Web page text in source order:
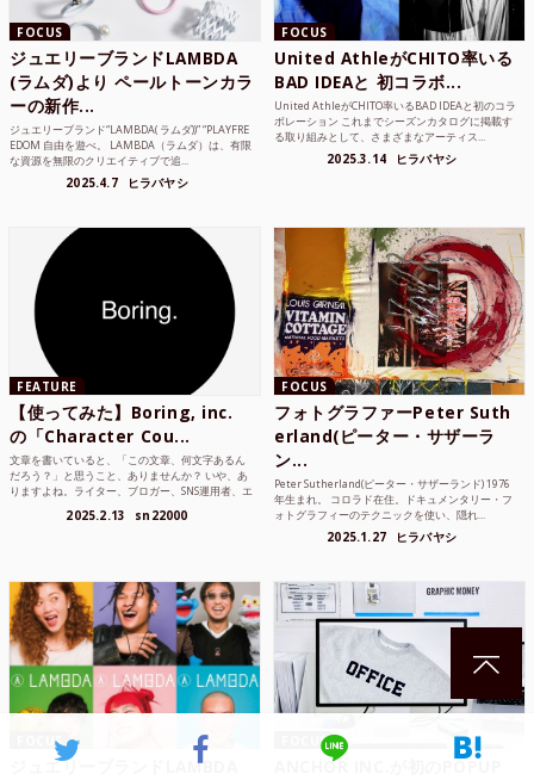
FOCUS
ジュエリーブランドLAMBDA
(ラムダ)より ペールトーンカラ
ーの新作...
ジュエリーブランド“LAMBDA( ラムダ))” “PLAYFRE
EDOM 自由を遊べ。 LAMBDA（ラムダ）は、有限
な資源を無限のクリエイティブで追...
2025.4.7 ヒラバヤシ
FOCUS
United AthleがCHITO率いる
BAD IDEAと 初コラボ...
United AthleがCHITO率いるBAD IDEAと初のコラ
ボレーション これまでシーズンカタログに掲載す
る取り組みとして、さまざまなアーティス...
2025.3.14 ヒラバヤシ
FEATURE
【使ってみた】Boring, inc.
の「Character Cou...
文章を書いていると、「この文章、何文字あるん
だろう？」と思うこと、ありませんか？ いや、あ
りますよね。ライター、ブロガー、SNS運用者、エ
2025.2.13 sn22000
FOCUS
フォトグラファーPeter Suth
erland(ピーター・サザーラ
ン...
Peter Sutherland(ピーター・サザーランド) 1976
年生まれ。 コロラド在住。ドキュメンタリー・フ
ォトグラフィーのテクニックを使い、隠れ...
2025.1.27 ヒラバヤシ
FOCUS
ジュエリーブランドLAMBDA
FOCUS
ANCHOR INC.が初のPOPUP